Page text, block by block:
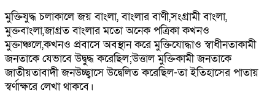
মুক্তিযুদ্ধ চলাকালে জয় বাংলা, বাংলার বাণী,সংগ্রামী বাংলা,
মুক্তবাংলা,জাগ্রত বাংলার মতো অনেক পত্রিকা কখনও
মুক্তাঞ্চলে,কখনও প্রবাসে অবস্থান করে মুক্তিযোদ্ধাও স্বাধীনতাকামী
জনতাকে যেভাবে উদ্বুদ্ধ করেছিল;উত্তাল মুক্তিকামী জনতাকে
জাতীয়তাবাদী জনউচ্ছ্বাসে উদ্বেলিত করেছিল-তা ইতিহাসের পাতায়
স্বর্ণাক্ষরে লেখা থাকবে।